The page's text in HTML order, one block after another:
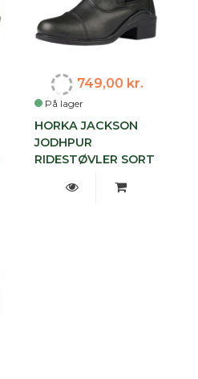
På lager
749,00 kr.
HORKA JACKSON
JODHPUR
RIDESTØVLER SORT